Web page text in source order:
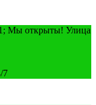
Мы открыты! Улица
7